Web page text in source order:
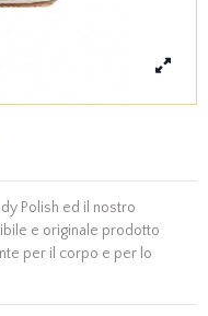
Polish ed il nostro
e originale prodotto
per il corpo e per lo